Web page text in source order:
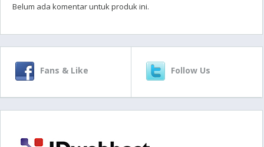
Belum ada komentar untuk produk ini.
Fans & Like Follow Us